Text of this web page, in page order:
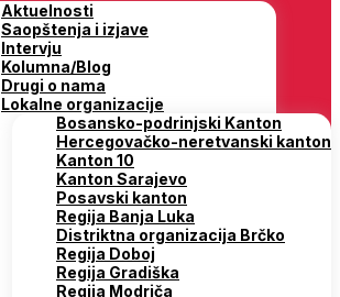
Aktuelnosti
Saopštenja i izjave
Intervju
Kolumna/Blog
Drugi o nama
Lokalne organizacije
Bosansko-podrinjski Kanton
Hercegovačko-neretvanski kanton
Kanton 10
Kanton Sarajevo
Posavski kanton
Regija Banja Luka
Distriktna organizacija Brčko
Regija Doboj
Regija Gradiška
Regija Modriča